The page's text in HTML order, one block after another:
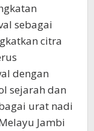
sebagai
citra
dengan
sejarah dan
urat nadi
Jambi